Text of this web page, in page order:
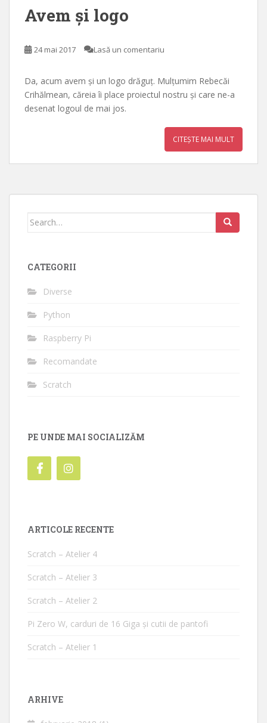
Avem și logo
24 mai 2017 Lasă un comentariu
Da, acum avem și un logo drăguț. Mulțumim Rebecăi
Crihălmean, căreia îi place proiectul nostru și care ne-a
desenat logoul de mai jos.
CITEȘTE MAI MULT
Search
CATEGORII
Diverse
Python
Raspberry Pi
Recomandate
Scratch
PE UNDE MAI SOCIALIZĂM
ARTICOLE RECENTE
Scratch – Atelier 4
Scratch – Atelier 3
Scratch – Atelier 2
Pi Zero W, carduri de 16 Giga și cutii de pantofi
Scratch – Atelier 1
ARHIVE